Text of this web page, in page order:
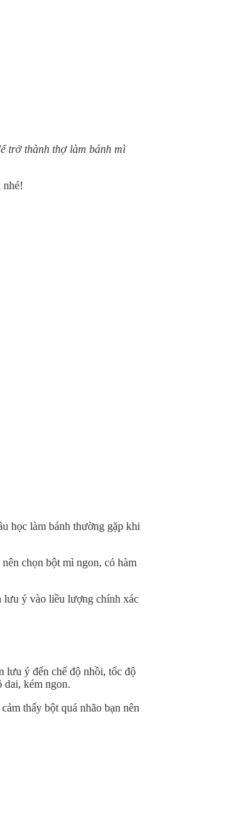
trở thành thợ làm bánh mì
nhé!
học làm bánh thường gặp khi
chọn bột mì ngon, có hàm
lưu ý vào liều lượng chính xác
lưu ý đến chế độ nhồi, tốc độ
dai, kém ngon.
thấy bột quá nhão bạn nên